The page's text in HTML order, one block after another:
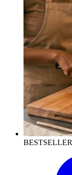
BESTSELLER